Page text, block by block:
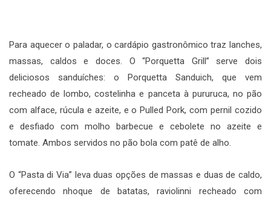
Para aquecer o paladar, o cardápio gastronômico traz lanches,
massas, caldos e doces. O “Porquetta Grill” serve dois
deliciosos sanduíches: o Porquetta Sanduich, que vem
recheado de lombo, costelinha e panceta à pururuca, no pão
com alface, rúcula e azeite, e o Pulled Pork, com pernil cozido
e desfiado com molho barbecue e cebolete no azeite e
tomate. Ambos servidos no pão bola com patê de alho.
O “Pasta di Via” leva duas opções de massas e duas de caldo,
oferecendo nhoque de batatas, raviolinni recheado com